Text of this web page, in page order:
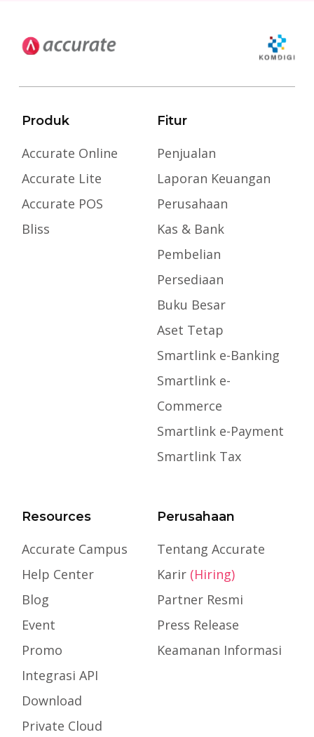
Produk
Accurate Online
Accurate Lite
Accurate POS
Bliss
Fitur
Penjualan
Laporan Keuangan
Perusahaan
Kas & Bank
Pembelian
Persediaan
Buku Besar
Aset Tetap
Smartlink e-Banking
Smartlink e-
Commerce
Smartlink e-Payment
Smartlink Tax
Resources
Accurate Campus
Help Center
Blog
Event
Promo
Integrasi API
Download
Private Cloud
Perusahaan
Tentang Accurate
Karir (Hiring)
Partner Resmi
Press Release
Keamanan Informasi